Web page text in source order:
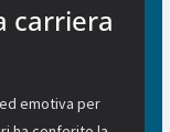
carriera
emotiva per